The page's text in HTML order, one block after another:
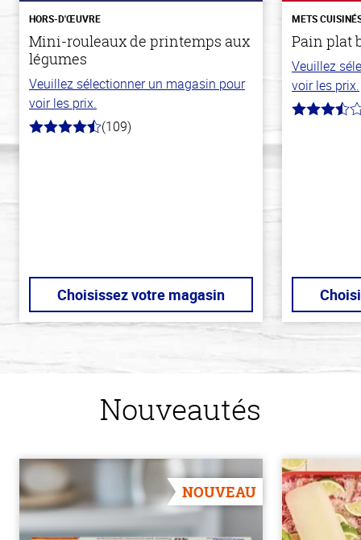
HORS-D'ŒUVRE
Mini-rouleaux de printemps aux
légumes
Veuillez sélectionner un magasin pour
voir les prix.
4.8
(109)
Choisissez votre magasin
METS
Pain plat
Veuillez
voir les prix.
3.8
Nouveautés
NOUVEAU